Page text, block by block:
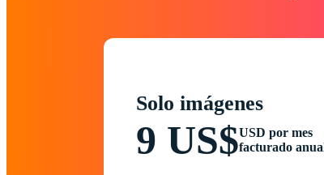
Solo imágenes
9 US$USD por mes
facturado